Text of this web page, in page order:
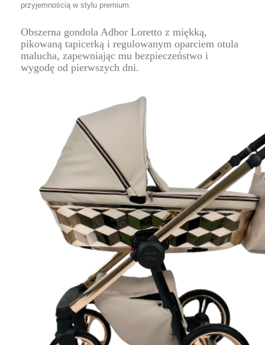
przyjemnością w stylu premium.
Obszerna gondola Adbor Loretto z miękką,
pikowaną tapicerką i regulowanym oparciem otula
malucha, zapewniając mu bezpieczeństwo i
wygodę od pierwszych dni.